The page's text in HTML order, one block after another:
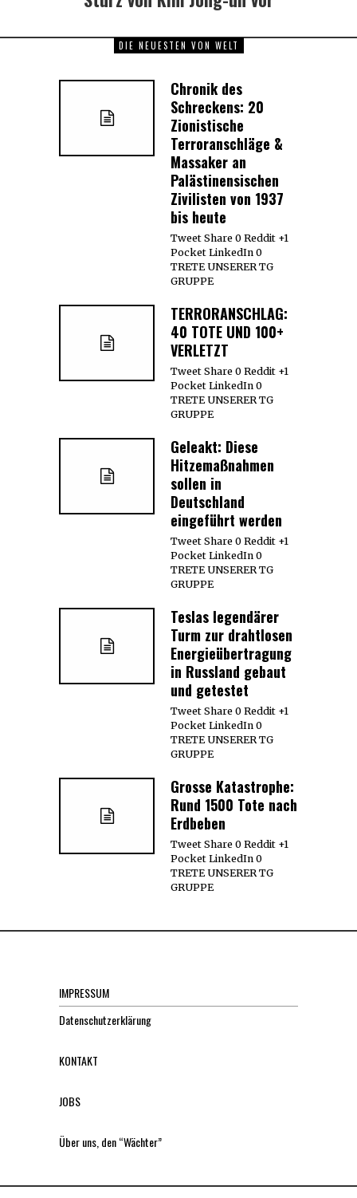
DIE NEUESTEN VON WELT
Chronik des
Schreckens: 20
Zionistische
Terroranschläge &
Massaker an
Palästinensischen
Zivilisten von 1937
bis heute
Tweet Share 0 Reddit +1
Pocket LinkedIn 0
TRETE UNSERER TG
GRUPPE
TERRORANSCHLAG:
40 TOTE UND 100+
VERLETZT
Tweet Share 0 Reddit +1
Pocket LinkedIn 0
TRETE UNSERER TG
GRUPPE
Geleakt: Diese
Hitzemaßnahmen
sollen in
Deutschland
eingeführt werden
Tweet Share 0 Reddit +1
Pocket LinkedIn 0
TRETE UNSERER TG
GRUPPE
Teslas legendärer
Turm zur drahtlosen
Energieübertragung
in Russland gebaut
und getestet
Tweet Share 0 Reddit +1
Pocket LinkedIn 0
TRETE UNSERER TG
GRUPPE
Grosse Katastrophe:
Rund 1500 Tote nach
Erdbeben
Tweet Share 0 Reddit +1
Pocket LinkedIn 0
TRETE UNSERER TG
GRUPPE
IMPRESSUM
Datenschutzerklärung
KONTAKT
JOBS
Über uns, den “Wächter”